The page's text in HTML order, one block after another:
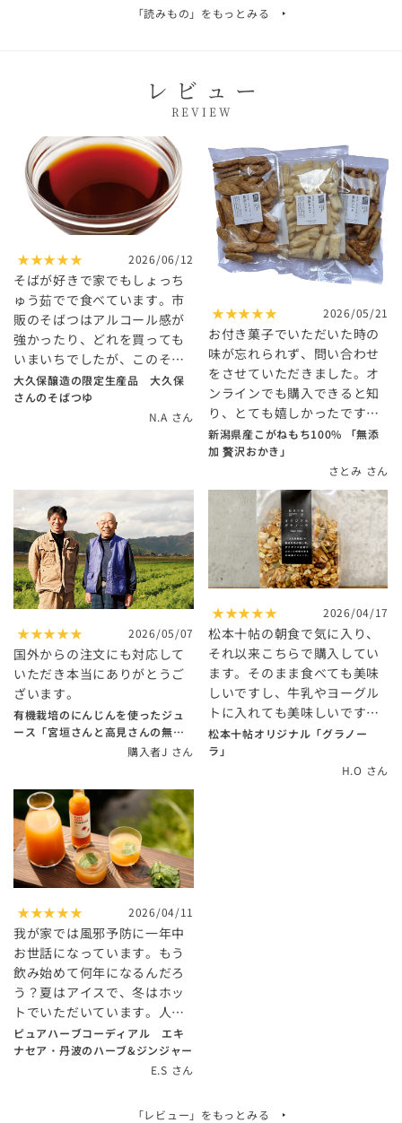
「読みもの」をもっとみる
レビュー
REVIEW
★★★★★ 2026/06/12
そばが好きで家でもしょっち
ゅう茹でで食べています。市
販のそばつはアルコール感が
強かったり、どれを買っても
いまいちでしたが、このそば
つゆは理想の味わいでした。
やっと出会えたという感じで
す。無添加なのもすごいです
大久保醸造の限定生産品 大久保
さんのそばつゆ
N.A さん
★★★★★ 2026/05/21
お付き菓子でいただいた時の
味が忘れられず、問い合わせ
をさせていただきました。オ
ンラインでも購入できると知
り、とても嬉しかったです！
丁寧に対応していただき、安
心してお買い物ができまし
た。 これからもぜひ利用させ
ていただきたいと思います。
また購入します！
新潟県産こがねもち100% 「無添
加 贅沢おかき」
さとみ さん
★★★★★ 2026/05/07
国外からの注文にも対応して
いただき本当にありがとうご
ざいます。
有機栽培のにんじんを使ったジュ
ース「宮垣さんと高見さんの無添
加すりおろしにんじんジュース」
購入者J さん
★★★★★ 2026/04/17
松本十帖の朝食で気に入り、
それ以来こちらで購入してい
ます。そのまま食べても美味
しいですし、牛乳やヨーグル
トに入れても美味しいです。
お酒のおつまみにも良いです
よ。隠し味の味噌が良いアク
セントになっています。
松本十帖オリジナル「グラノー
ラ」
H.O さん
★★★★★ 2026/04/11
我が家では風邪予防に一年中
お世話になっています。もう
飲み始めて何年になるんだろ
う？夏はアイスで、冬はホッ
トでいただいています。人工
的な甘みや香りが苦手なの
で、ナチュラルな味わいがお
気に入りです。免疫力を上げ
す。おいしくて体に良いもの
ピュアハーブコーディアル エキ
ナセア・丹波のハーブ&ジンジャー
E.S さん
「レビュー」をもっとみる